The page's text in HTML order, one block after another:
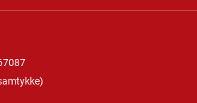
)